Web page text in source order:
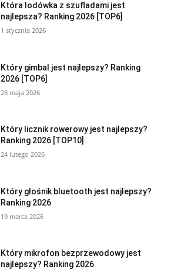
Która lodówka z szufladami jest
najlepsza? Ranking 2026 [TOP6]
1 stycznia 2026
Który gimbal jest najlepszy? Ranking
2026 [TOP6]
28 maja 2026
Który licznik rowerowy jest najlepszy?
Ranking 2026 [TOP10]
24 lutego 2026
Który głośnik bluetooth jest najlepszy?
Ranking 2026
19 marca 2026
Który mikrofon bezprzewodowy jest
najlepszy? Ranking 2026